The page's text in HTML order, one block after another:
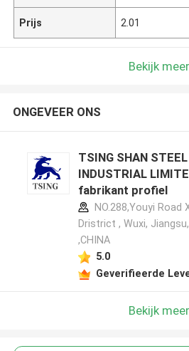
Prijs 2.01
Bekijk meer
ONGEVEER ONS
TSING SHAN STEEL
INDUSTRIAL
fabrikant profiel
NO.288,Youyi Road
Dristrict , Wuxi,
,CHINA
5.0
Geverifieerde
Bekijk meer